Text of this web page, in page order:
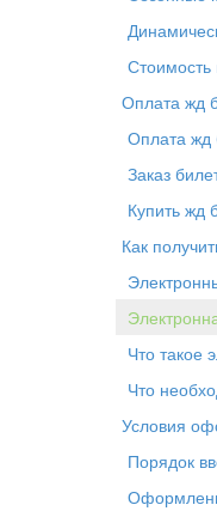
Стоимость
Оплата жд
Оплата жд
Заказ
Купить жд
Как
Что такое
Что
Условия
Порядок